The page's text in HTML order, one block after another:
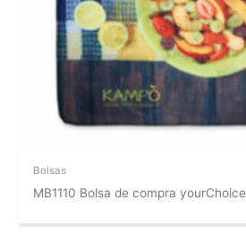
Bolsas
MB1110 Bolsa de compra yourChoice